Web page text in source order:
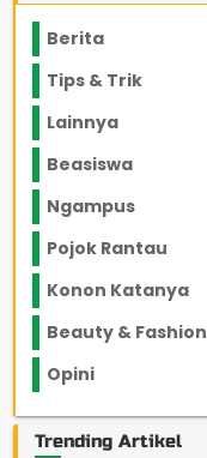
Berita
Tips & Trik
Lainnya
Beasiswa
Ngampus
Pojok Rantau
Konon Katanya
Beauty & Fashion
Opini
Trending Artikel